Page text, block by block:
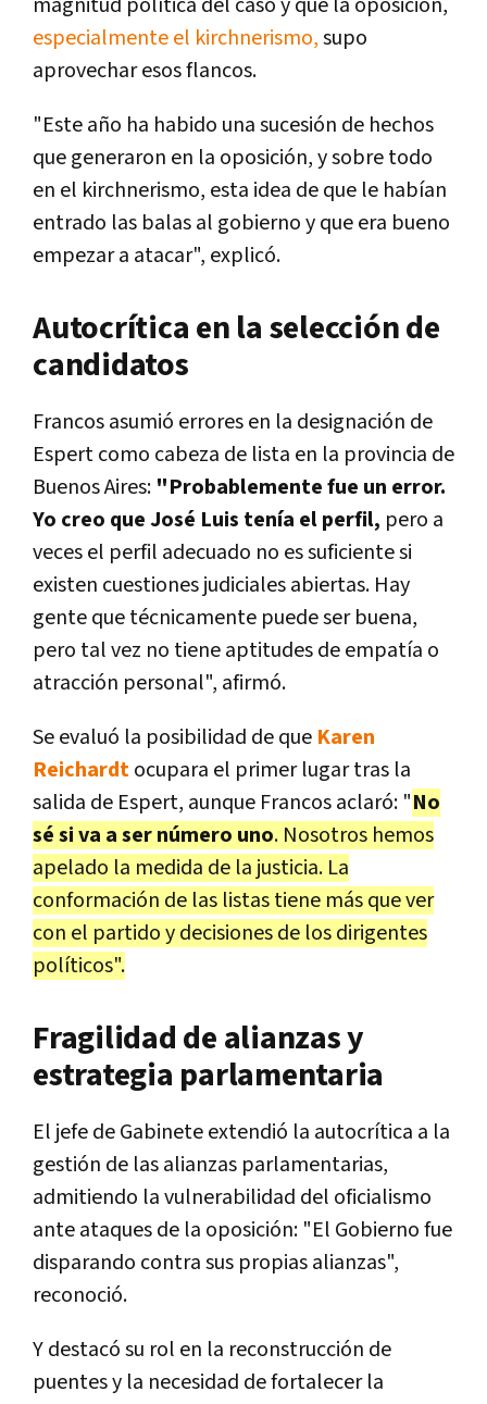
especialmente el kirchnerismo,supo
aprovechar esos flancos.
"Este año ha habido una sucesión de hechos
que generaron en la oposición, y sobre todo
en el kirchnerismo, esta idea de que le habían
entrado las balas al gobierno y que era bueno
empezar a atacar", explicó.
Autocrítica en la selección de
candidatos
Francos asumió errores en la designación de
Espert como cabeza de lista en la provincia de
Buenos Aires: "Probablemente fue un error.
Yo creo que José Luis tenía el perfil, pero a
veces el perfil adecuado no es suficiente si
existen cuestiones judiciales abiertas. Hay
gente que técnicamente puede ser buena,
pero tal vez no tiene aptitudes de empatía o
atracción personal", afirmó.
Se evaluó la posibilidad de que Karen
Reichardtocupara el primer lugar tras la
salida de Espert, aunque Francos aclaró: "No
sé si va a ser número uno. Nosotros hemos
apelado la medida de la justicia. La
conformación de las listas tiene más que ver
con el partido y decisiones de los dirigentes
políticos".
Fragilidad de alianzas y
estrategia parlamentaria
El jefe de Gabinete extendió la autocrítica a la
gestión de las alianzas parlamentarias,
admitiendo la vulnerabilidad del oficialismo
ante ataques de la oposición: "El Gobierno fue
disparando contra sus propias alianzas",
reconoció.
Y destacó su rol en la reconstrucción de
puentes y la necesidad de fortalecer la